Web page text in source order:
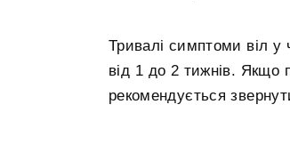
Тривалі симптоми віл у
від 1 до 2 тижнів. Якщо
рекомендується